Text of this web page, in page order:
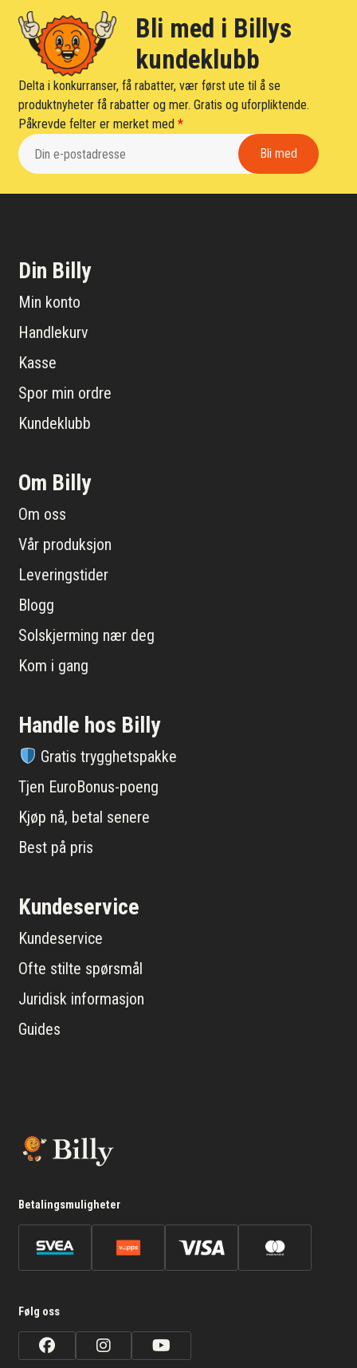
Bli med i Billys
kundeklubb
Delta i konkurranser, få rabatter, vær først ute til å se
produktnyheter få rabatter og mer. Gratis og uforpliktende.
Påkrevde felter er merket med*
Din Billy
Min konto
Handlekurv
Kasse
Spor min ordre
Kundeklubb
Om Billy
Om oss
Vår produksjon
Leveringstider
Blogg
Solskjerming nær deg
Kom i gang
Handle hos Billy
Gratis trygghetspakke
Tjen EuroBonus-poeng
Kjøp nå, betal senere
Best på pris
Kundeservice
Kundeservice
Ofte stilte spørsmål
Juridisk informasjon
Guides
Betalingsmuligheter
Følg oss